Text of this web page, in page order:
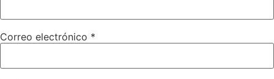
Correo electrónico *